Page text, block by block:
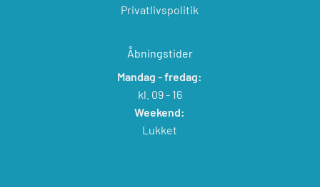
Privatlivspolitik
Åbningstider
Mandag - fredag:
kl. 09 - 16
Weekend:
Lukket